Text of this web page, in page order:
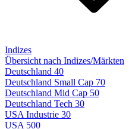
Indizes
Übersicht nach Indizes/Märkten
Deutschland 40
Deutschland Small Cap 70
Deutschland Mid Cap 50
Deutschland Tech 30
USA Industrie 30
USA 500